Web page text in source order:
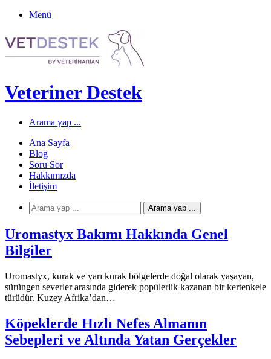
Menü
Veteriner Destek
Arama yap ...
Ana Sayfa
Blog
Soru Sor
Hakkımızda
İletişim
Arama yap ...
Uromastyx Bakımı Hakkında Genel
Bilgiler
Uromastyx, kurak ve yarı kurak bölgelerde doğal olarak yaşayan,
sürüngen severler arasında giderek popülerlik kazanan bir kertenkele
türüdür. Kuzey Afrika’dan…
Köpeklerde Hızlı Nefes Almanın
Sebepleri ve Altında Yatan Gerçekler